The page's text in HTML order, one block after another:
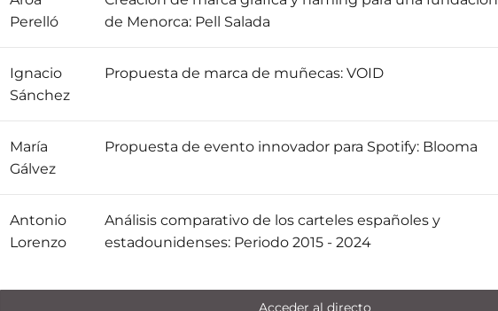
Perelló
de Menorca: Pell Salada
Ignacio
Sánchez
Propuesta de marca de muñecas: VOID
María
Gálvez
Propuesta de evento innovador para Spotify: Blooma
Antonio
Lorenzo
Análisis comparativo de los carteles españoles y
estadounidenses: Periodo 2015 - 2024
Acceder al directo